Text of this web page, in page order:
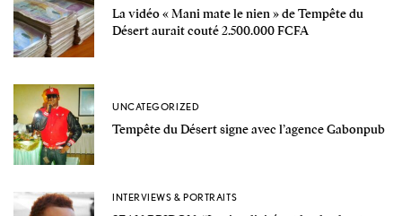
La vidéo « Mani mate le nien » de Tempête du
Désert aurait couté 2.500.000 FCFA
UNCATEGORIZED
Tempête du Désert signe avec l’agence Gabonpub
INTERVIEWS & PORTRAITS